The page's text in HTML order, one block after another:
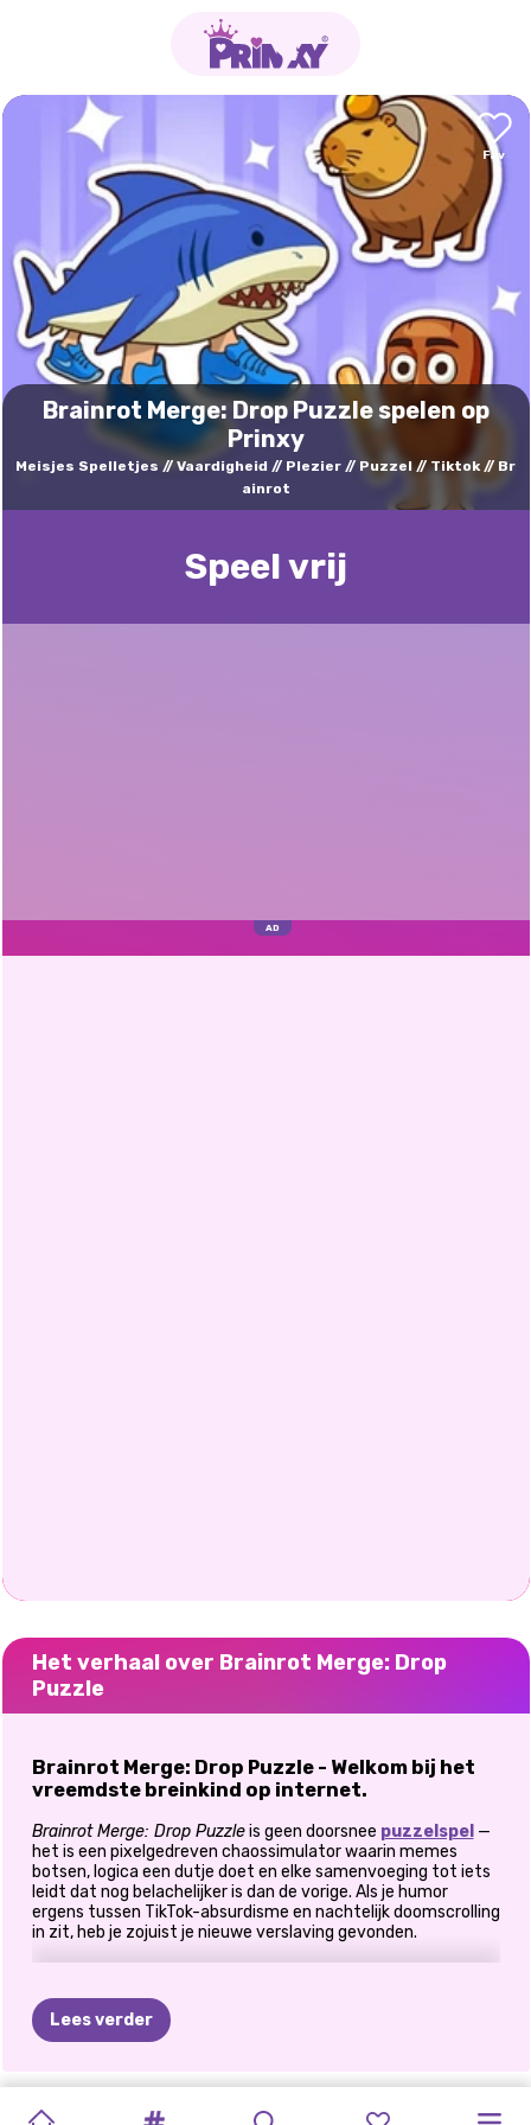
Brainrot Merge: Drop Puzzle spelen op
Prinxy
Meisjes Spelletjes Vaardigheid Plezier Puzzel Tiktok
Br
ainrot
Speel vrij
Het verhaal over Brainrot Merge: Drop
Puzzle
Brainrot Merge: Drop Puzzle - Welkom bij het
vreemdste breinkind op internet.
Brainrot Merge: Drop Puzzleis geen doorsnee puzzelspel —
het is een pixelgedreven chaossimulator waarin memes
botsen, logica een dutje doet en elke samenvoeging tot iets
leidt dat nog belachelijker is dan de vorige. Als je humor
ergens tussen TikTok-absurdisme en nachtelijk doomscrolling
in zit, heb je zojuist je nieuwe verslaving gevonden.
De regels zijn simpel: laat twee identieke objecten vallen,
voeg ze samen en zie hoe een nieuwe meme-tastische
op slippers die waarschijnlijk thuishoort in een glitchy retro-
Lees verder
EEN
KONINGIN WINTERPUZZEL
HET DORAH'S